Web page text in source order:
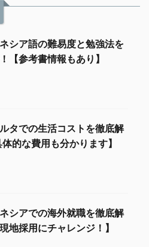
シア語の難易度と勉強法を
【参考書情報もあり】
タでの生活コストを徹底解
的な費用も分かります】
シアでの海外就職を徹底解
地採用にチャレンジ！】